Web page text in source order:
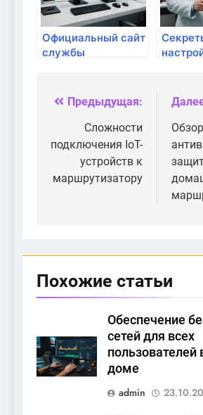
Официальный сайт
службы
аппаратов Эвотор:
Всё, что нужно
Навигация
записям
Предыдущая:
Сложности
подключения IoT-
устройств к
маршрутизатору
Похожие статьи
Обеспечение
сетей для всех
доме
admin